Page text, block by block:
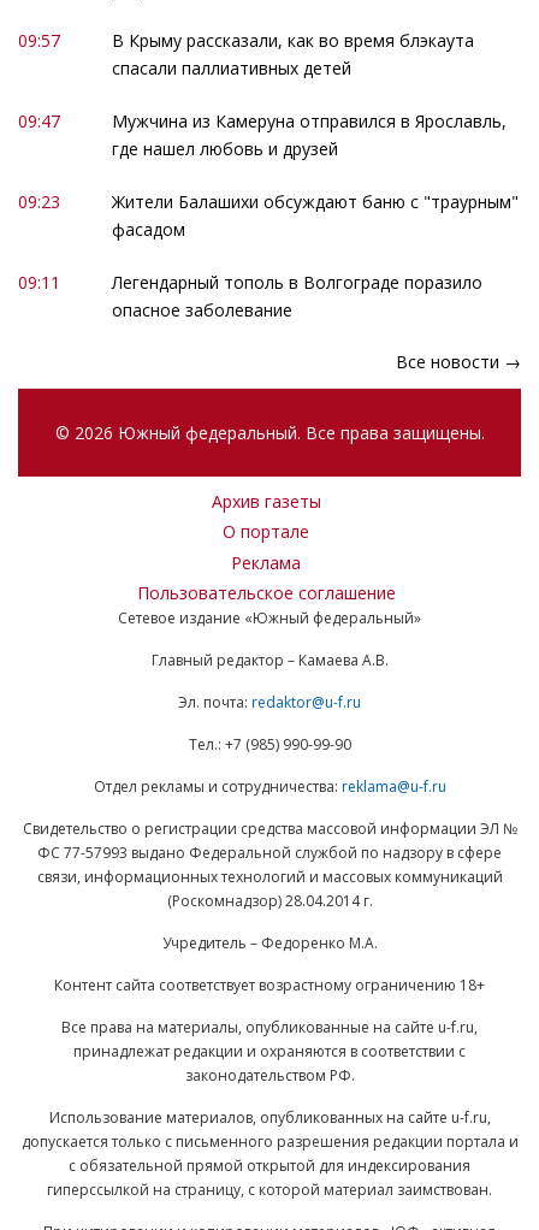
09:57
В Крыму рассказали, как во время блэкаута
спасали паллиативных детей
09:47
Мужчина из Камеруна отправился в Ярославль,
где нашел любовь и друзей
09:23
Жители Балашихи обсуждают баню с "траурным"
фасадом
09:11
Легендарный тополь в Волгограде поразило
опасное заболевание
Все новости →
© 2026 Южный федеральный. Все права защищены.
Архив газеты
О портале
Реклама
Пользовательское соглашение
Сетевое издание «Южный федеральный»
Главный редактор – Камаева А.В.
Эл. почта: redaktor@u-f.ru
Тел.: +7 (985) 990-99-90
Отдел рекламы и сотрудничества: reklama@u-f.ru
Свидетельство о регистрации средства массовой информации ЭЛ №
ФС 77-57993 выдано Федеральной службой по надзору в сфере
связи, информационных технологий и массовых коммуникаций
(Роскомнадзор) 28.04.2014 г.
Учредитель – Федоренко М.А.
Контент сайта соответствует возрастному ограничению 18+
Все права на материалы, опубликованные на сайте u-f.ru,
принадлежат редакции и охраняются в соответствии с
законодательством РФ.
Использование материалов, опубликованных на сайте u-f.ru,
допускается только с письменного разрешения редакции портала и
с обязательной прямой открытой для индексирования
гиперссылкой на страницу, с которой материал заимствован.